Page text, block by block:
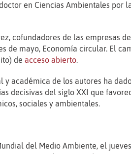
en Ciencias Ambientales por
cofundadores de las empresas
de mayo, Economía circular. El
de acceso abierto.
y académica de los autores ha
decisivas del siglo XXI que
sociales y ambientales.
del Medio Ambiente, el